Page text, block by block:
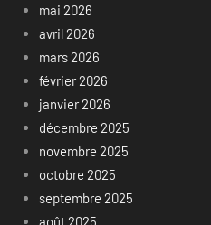
mai 2026
avril 2026
mars 2026
février 2026
janvier 2026
décembre 2025
novembre 2025
octobre 2025
septembre 2025
août 2025